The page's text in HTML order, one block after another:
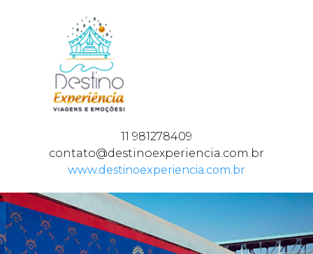
11 981278409
contato@destinoexperiencia.com.br
www.destinoexperiencia.com.br